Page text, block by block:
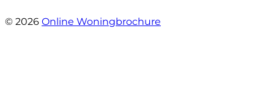
© 2026 Online Woningbrochure